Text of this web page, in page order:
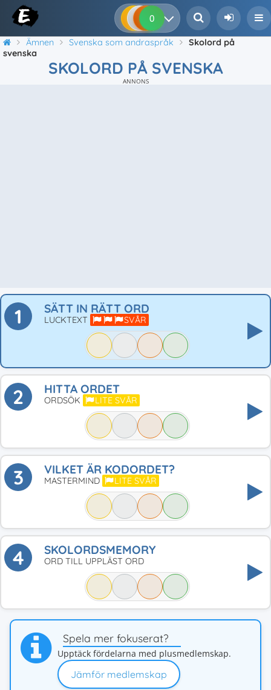
0 0 0
Ämnen Svenska som andraspråk
Skolord på
svenska
SKOLORD PÅ SVENSKA
ANNONS
1 SÄTT IN RÄTT ORD
LUCKTEXT SVÅR
2 HITTA ORDET
ORDSÖK LITE SVÅR
3 VILKET ÄR KODORDET?
MASTERMIND LITE SVÅR
4 SKOLORDSMEMORY
ORD TILL UPPLÄST ORD
Spela mer fokuserat?
Upptäck fördelarna med plusmedlemskap.
Jämför medlemskap